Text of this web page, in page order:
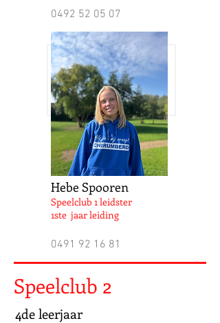
0492 52 05 07
Hebe Spooren
Speelclub 1 leidster
1ste jaar leiding
0491 92 16 81
Speelclub 2
4de leerjaar